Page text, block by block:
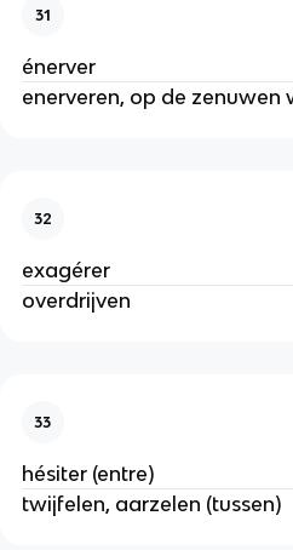
31
énerver
enerveren, op de zenuwen
32
exagérer
overdrijven
33
hésiter (entre)
twijfelen, aarzelen (tussen)